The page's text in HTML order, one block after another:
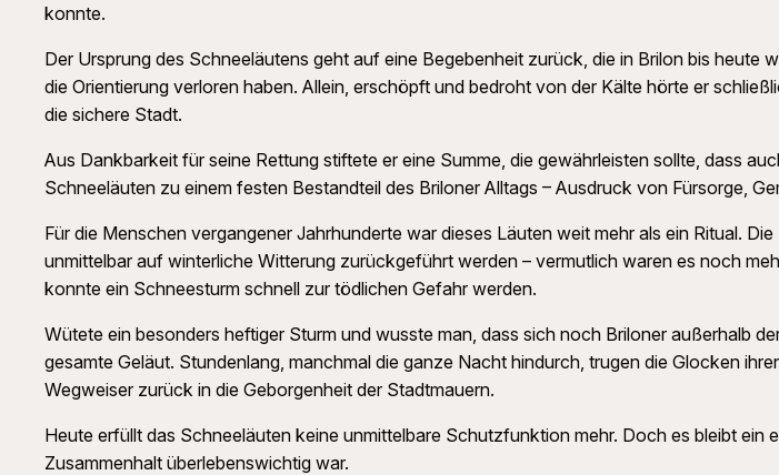
konnte.
Der Ursprung des Schneeläutens geht auf eine Begebenheit zurück, die in Brilon bis
die Orientierung verloren haben. Allein, erschöpft und bedroht von der Kälte hörte er
die sichere Stadt.
Aus Dankbarkeit für seine Rettung stiftete er eine Summe, die gewährleisten sollte, dass
Schneeläuten zu einem festen Bestandteil des Briloner Alltags – Ausdruck von Fürsorge,
Für die Menschen vergangener Jahrhunderte war dieses Läuten weit mehr als ein Ritual.
unmittelbar auf winterliche Witterung zurückgeführt werden – vermutlich waren es noch
konnte ein Schneesturm schnell zur tödlichen Gefahr werden.
Wütete ein besonders heftiger Sturm und wusste man, dass sich noch Briloner außerhalb
gesamte Geläut. Stundenlang, manchmal die ganze Nacht hindurch, trugen die Glocken
Wegweiser zurück in die Geborgenheit der Stadtmauern.
Heute erfüllt das Schneeläuten keine unmittelbare Schutzfunktion mehr. Doch es bleibt
Zusammenhalt überlebenswichtig war.